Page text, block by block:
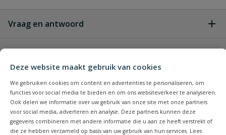
Deze website maakt gebruik van cookies
We gebruiken cookies om content en advertenties te personaliseren, om
functies voor social media te bieden en om ons websiteverkeer te analyseren.
Ook delen we informatie over uw gebruik van onze site met onze partners
voor social media, adverteren en analyse. Deze partners kunnen deze
gegevens combineren met andere informatie die u aan ze heeft verstrekt of
die ze hebben verzameld op basis van uw gebruik van hun services. Lees
Vraag en antwoord
Heb je zelf ook een vraag over
dit product?
Stel jouw
vraag
Schrijf zelf een beoordeling
Je beoordeelt:Stanley FatMax PVC handzaag
300mm
Bijpassende producten